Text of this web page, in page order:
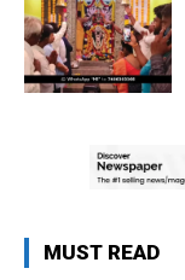
MUST READ